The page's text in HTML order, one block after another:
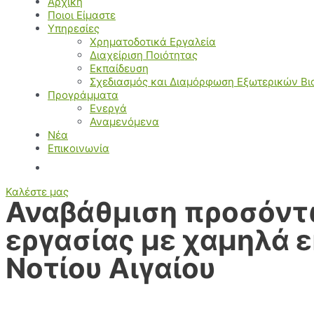
Ποιοι Είμαστε
Υπηρεσίες
Χρηματοδοτικά Εργαλεία
Διαχείριση Ποιότητας
Εκπαίδευση
Σχεδιασμός και Διαμόρφωση Εξωτερικών
Προγράμματα
Ενεργά
Αναμενόμενα
Νέα
Επικοινωνία
Καλέστε μας
Αναβάθμιση
εργασίας με χαμηλά
Νοτίου Αιγαίου